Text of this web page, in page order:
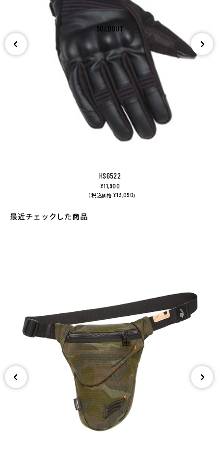
SOLDOUT
HSG522
¥11,900
（ 税込価格 ¥13,090)
最近チェックした商品